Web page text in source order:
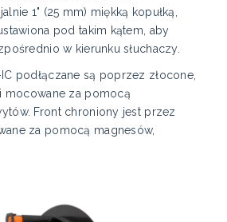
1" (25 mm) miękką kopułką,
pod takim kątem, aby
w kierunku słuchaczy.
podłączane są poprzez złocone,
mocowane za pomocą
Front chroniony jest przez
za pomocą magnesów,